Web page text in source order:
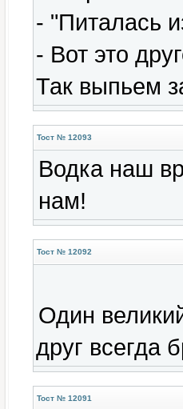
- "Питалась
- Вот это
Так выпьем
Тост № 12093
Водка наш
нам!
Тост № 12092
Один
друг всегда
Тост № 12091